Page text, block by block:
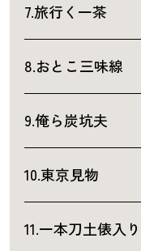
7.旅行く一茶
8.おとこ三味線
9.俺ら炭坑夫
10.東京見物
11.一本刀土俵入り